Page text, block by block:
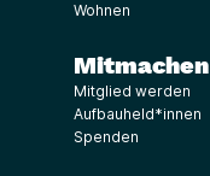
Wohnen
Mitmachen
Mitglied werden
Aufbauheld*innen
Spenden